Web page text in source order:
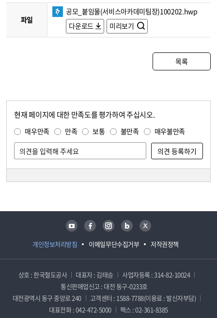
파일
공모_붙임물(서비스아카데미팀장)100202.hwp
다운로드
미리보기
목록
현재 페이지에 대한 만족도를 평가하여 주십시오.
매우만족 만족 보통 불만족 매우불만족
개인정보처리방침 이메일무단수집거부 저작권정책
유튜브 페이스북 인스타그램 블로그 트위터
상호 : 한국철도공사 대표자 : 김태승
사업자등록 : 314-82-10024
통신판매업신고 : 대전 동구-0233호
대전광역시 동구 중앙로 240
고객센터 : 1588-7788(이용료 : 발신자부담)
대표전화 : 042-472-5000
팩스 : 02-361-8385